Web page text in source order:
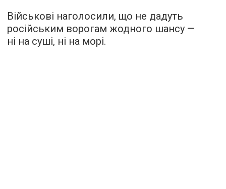
Військові наголосили, що не дадуть
російським ворогам жодного шансу —
ні на суші, ні на морі.